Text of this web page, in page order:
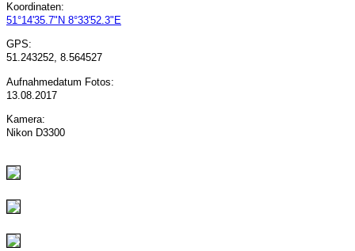
Koordinaten:
51°14'35.7"N 8°33'52.3"E
GPS:
51.243252, 8.564527
Aufnahmedatum Fotos:
13.08.2017
Kamera:
Nikon D3300